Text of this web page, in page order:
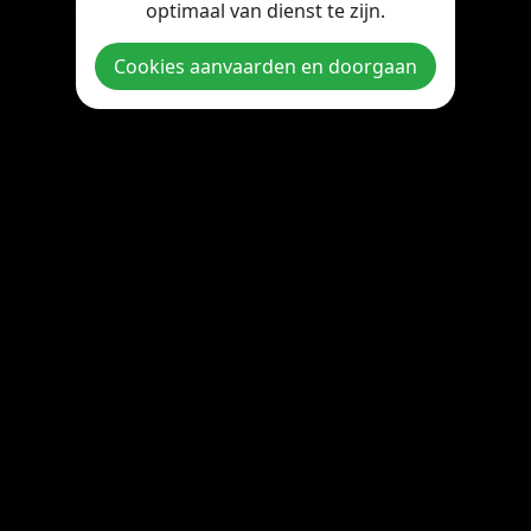
Copyright © 2026 StreamOnline.be. All rights reserved.
optimaal van dienst te zijn.
Cookies aanvaarden en doorgaan